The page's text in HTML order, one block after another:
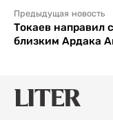
Предыдущая новость
Токаев направил
близким Ардака